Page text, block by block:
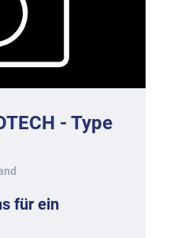
- Type
für ein